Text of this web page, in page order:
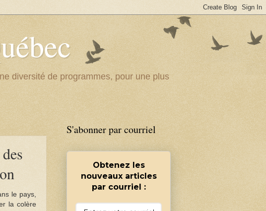
diversité de programmes, pour une plus
le pays,
la colère
S'abonner par courriel
Obtenez les
nouveaux articles
par courriel :